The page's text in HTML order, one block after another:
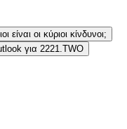
είναι οι κύριοι κίνδυνοι;
για 2221.TWO